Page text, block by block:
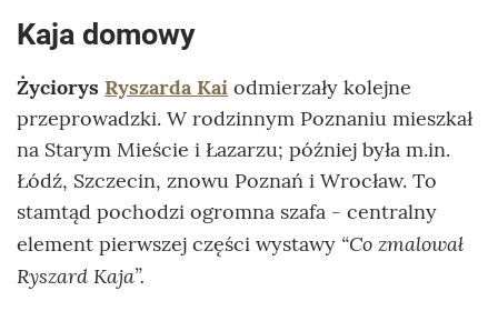
Kaja domowy
Życiorys Ryszarda Kai odmierzały kolejne
przeprowadzki. W rodzinnym Poznaniu mieszkał
na Starym Mieście i Łazarzu; później była m.in.
Łódź, Szczecin, znowu Poznań i Wrocław. To
stamtąd pochodzi ogromna szafa - centralny
element pierwszej części wystawy “Co zmalował
Ryszard Kaja”.